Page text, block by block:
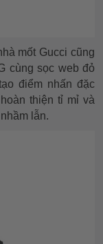
mốt Gucci cũng
cùng sọc web đỏ
điểm nhấn đặc
thiện tỉ mỉ và
lẫn.